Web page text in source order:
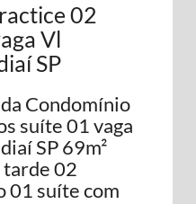
02
Vl
SP
Condomínio
suíte 01 vaga
SP 69m²
tarde 02
01 suíte com